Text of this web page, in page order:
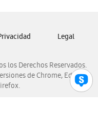
los Derechos Reservados.
de Chrome, Edge,
Legal